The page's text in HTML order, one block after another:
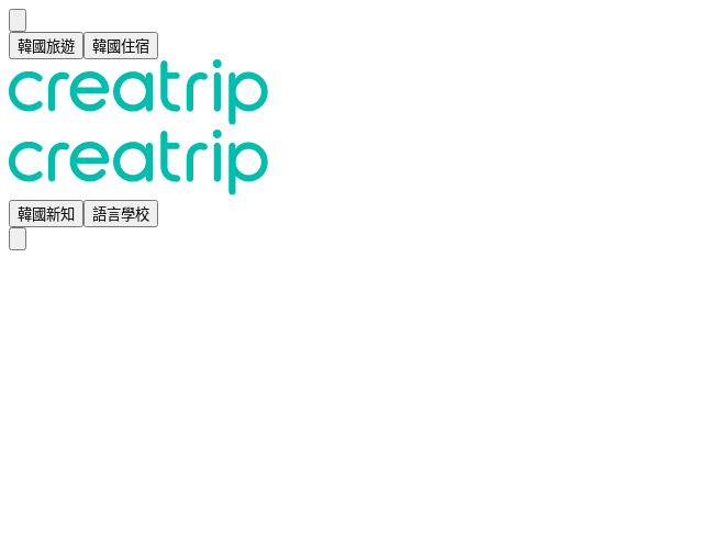
韓國旅遊 韓國住宿
韓國新知 語言學校